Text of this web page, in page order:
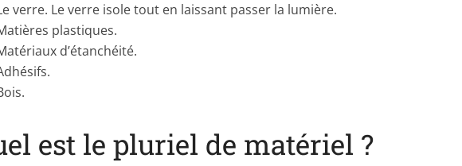
verre. Le verre isole tout en laissant passer la lumière.
plastiques.
d’étanchéité.
est le pluriel de matériel ?